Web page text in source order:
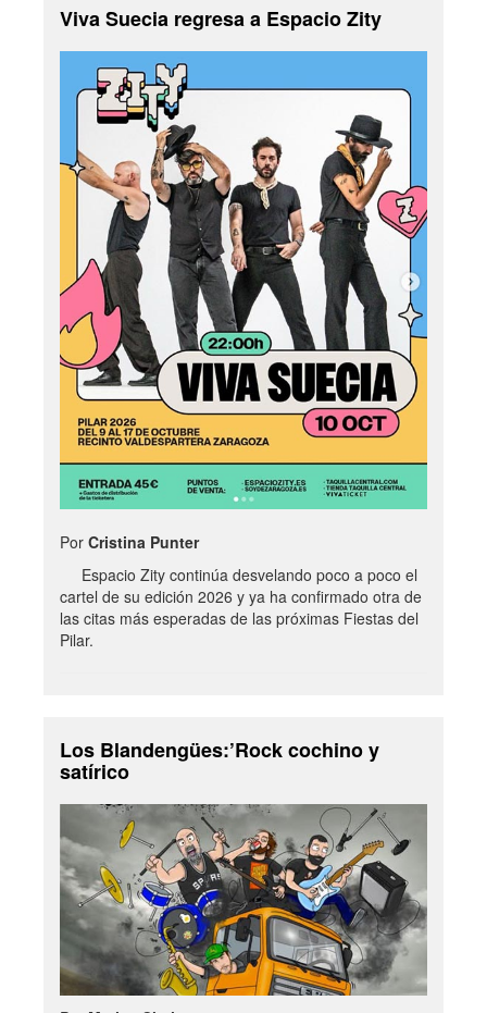
Viva Suecia regresa a Espacio Zity
Por Cristina Punter
Espacio Zity continúa desvelando poco a poco el
cartel de su edición 2026 y ya ha confirmado otra de
las citas más esperadas de las próximas Fiestas del
Pilar.
Los Blandengües:’Rock cochino y
satírico